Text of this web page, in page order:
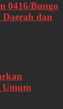
0416/Bungo
dan
Umum